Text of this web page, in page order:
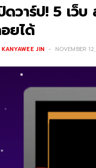
ดวาร์ป! 5 เว็
ยได้
KANYAWEE JIN NOVEMBER